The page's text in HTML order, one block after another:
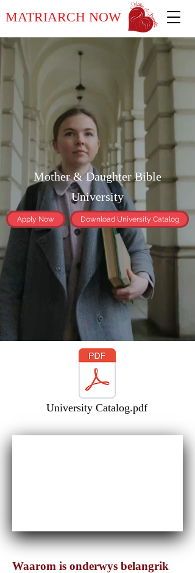
MATRIARCH NOW
Mother & Daughter Bible
University
Apply Now Download University Catalog
University Catalog.pdf
Waarom is onderwys belangrik